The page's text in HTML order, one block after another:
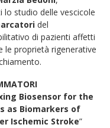
lo studio delle vescicole
del
di pazienti affetti
le proprietà rigenerative
Biosensor for the
as Biomarkers of
Ischemic Stroke”